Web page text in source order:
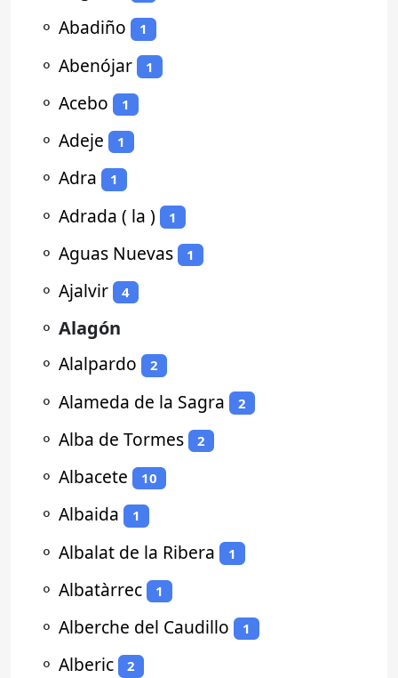
⚬ Abadiño 1
⚬ Abenójar 1
⚬ Acebo 1
⚬ Adeje 1
⚬ Adra 1
⚬ Adrada ( la ) 1
⚬ Aguas Nuevas 1
⚬ Ajalvir 4
⚬ Alagón
⚬ Alalpardo 2
⚬ Alameda de la Sagra 2
⚬ Alba de Tormes 2
⚬ Albacete 10
⚬ Albaida 1
⚬ Albalat de la Ribera 1
⚬ Albatàrrec 1
⚬ Alberche del Caudillo 1
⚬ Alberic 2